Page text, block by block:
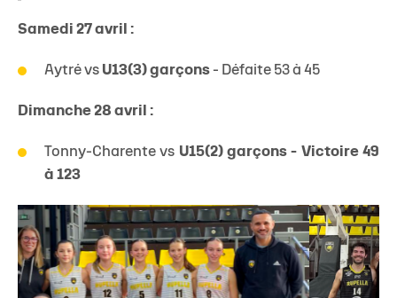
Samedi 27 avril :
Aytré vs U13(3) garçons - Défaite 53 à 45
Dimanche 28 avril :
Tonny-Charente vs U15(2) garçons - Victoire 49
à 123